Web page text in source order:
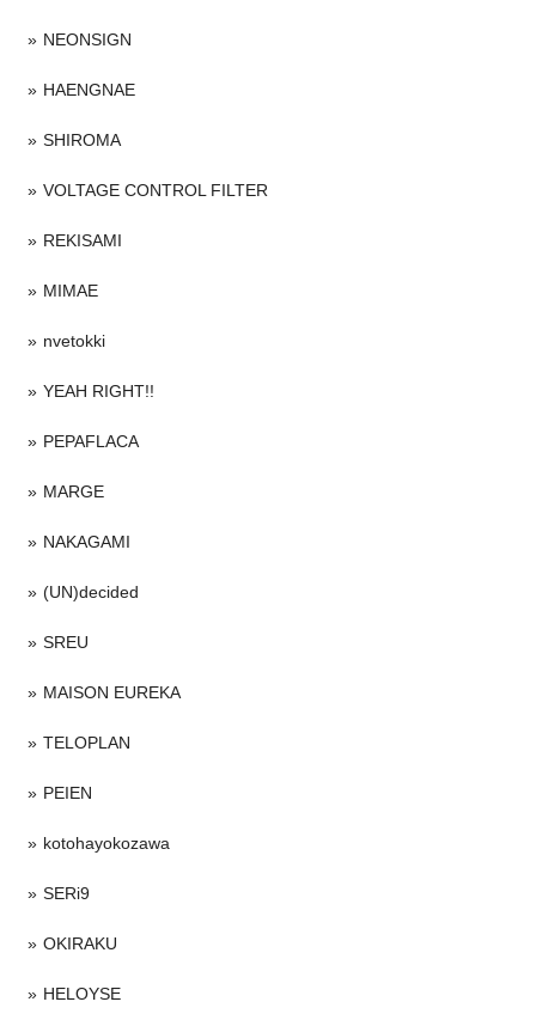
NEONSIGN
HAENGNAE
SHIROMA
VOLTAGE CONTROL FILTER
REKISAMI
MIMAE
nvetokki
YEAH RIGHT!!
PEPAFLACA
MARGE
NAKAGAMI
(UN)decided
SREU
MAISON EUREKA
TELOPLAN
PEIEN
kotohayokozawa
SERi9
OKIRAKU
HELOYSE